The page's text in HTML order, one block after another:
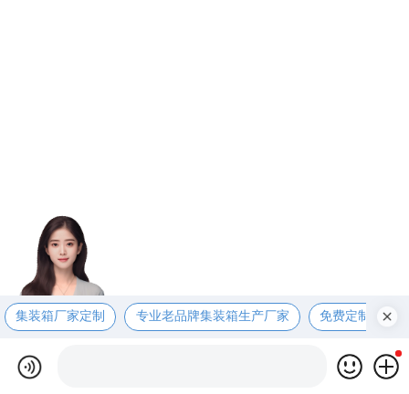
集装箱厂家定制 专业老品牌集装箱生产厂家 免费定制设计